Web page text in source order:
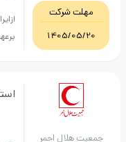
شرقی
شرکت
1405/
16/5%درصد-3317-2141-041 مالی
ازایران کد
برعهده...
احمر
استعلام با